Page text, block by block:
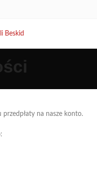
na nasze konto.